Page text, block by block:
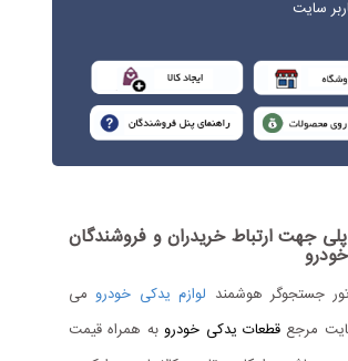
سایت
جهت ارتباط خریدران و فروشندگان
جستجوگر هوشمند لوازم یدکی خودرو می
مرجع قطعات یدکی خودروبه همراه قیمت